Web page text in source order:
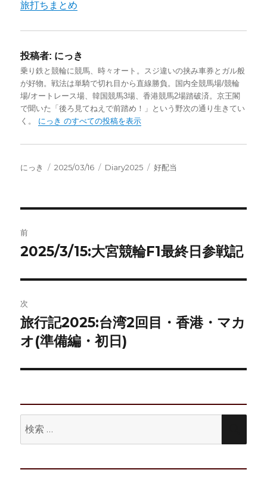
旅打ちまとめ
投稿者: にっき
乗り鉄と競輪に競馬、時々オート。スジ違いの挟み車券とガル般
が好物。戦法は単騎で切れ目から直線勝負。国内全競馬場/競輪
場/オートレース場、韓国競馬3場、香港競馬2場踏破済。京王閣
で聞いた「後ろ見てねえで前踏め！」という野次の通り生きてい
く。 にっき のすべての投稿を表示
投
にっき
投
2025/03/16
カ
Diary2025
タ
好配当
稿
ビ
ゲ
ー
シ
ン
前
前
投
稿:
2025/3/15:大宮競輪F1最終日参戦記
次
次
の
稿:
旅行記2025:台湾2回目・香港・マカ
オ(準備編・初日)
索